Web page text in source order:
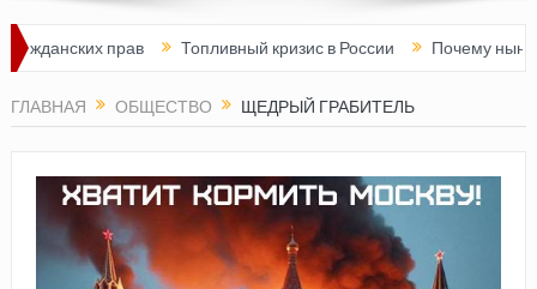
прав Топливный кризис в России Почему
ГЛАВНАЯ ОБЩЕСТВО ЩЕДРЫЙ ГРАБИТЕЛЬ